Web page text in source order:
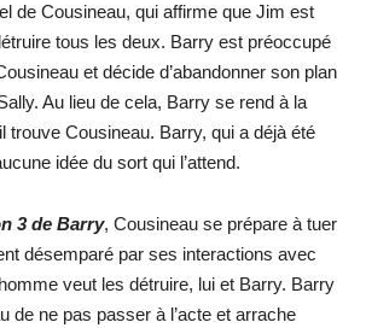
de Cousineau, qui affirme que Jim est
tous les deux. Barry est préoccupé
et décide d’abandonner son plan
Au lieu de cela, Barry se rend à la
trouve Cousineau. Barry, qui a déjà été
idée du sort qui l’attend.
3 de Barry, Cousineau se prépare à tuer
désemparé par ses interactions avec
veut les détruire, lui et Barry. Barry
de ne pas passer à l’acte et arrache